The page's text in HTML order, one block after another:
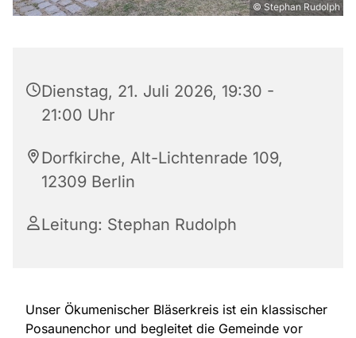
© Stephan Rudolph
Dienstag, 21. Juli 2026, 19:30 -
21:00 Uhr
Dorfkirche, Alt-Lichtenrade 109,
12309 Berlin
Leitung: Stephan Rudolph
Unser Ökumenischer Bläserkreis ist ein klassischer
Posaunenchor und begleitet die Gemeinde vor